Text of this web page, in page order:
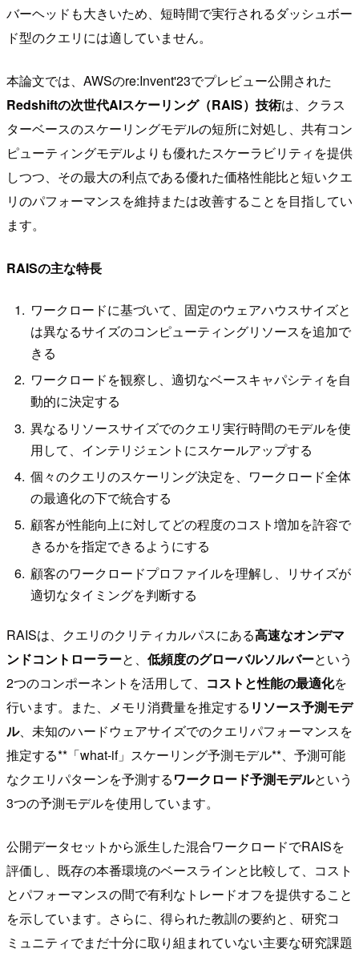
バーヘッドも大きいため、短時間で実行されるダッシュボー
ド型のクエリには適していません。
本論文では、AWSのre:Invent'23でプレビュー公開された
Redshiftの次世代AIスケーリング（RAIS）技術は、クラス
ターベースのスケーリングモデルの短所に対処し、共有コン
ピューティングモデルよりも優れたスケーラビリティを提供
しつつ、その最大の利点である優れた価格性能比と短いクエ
リのパフォーマンスを維持または改善することを目指してい
ます。
RAISの主な特長
ワークロードに基づいて、固定のウェアハウスサイズと
は異なるサイズのコンピューティングリソースを追加で
きる
ワークロードを観察し、適切なベースキャパシティを自
動的に決定する
異なるリソースサイズでのクエリ実行時間のモデルを使
用して、インテリジェントにスケールアップする
個々のクエリのスケーリング決定を、ワークロード全体
の最適化の下で統合する
顧客が性能向上に対してどの程度のコスト増加を許容で
きるかを指定できるようにする
顧客のワークロードプロファイルを理解し、リサイズが
適切なタイミングを判断する
RAISは、クエリのクリティカルパスにある高速なオンデマ
ンドコントローラーと、 低頻度のグローバルソルバーという
2つのコンポーネントを活用して、 コストと性能の最適化を
行います。また、メモリ消費量を推定する リソース予測モデ
ル、未知のハードウェアサイズでのクエリパフォーマンスを
推定する**「what-if」スケーリング予測モデル**、予測可能
なクエリパターンを予測するワークロード予測モデルという
3つの予測モデルを使用しています。
公開データセットから派生した混合ワークロードでRAISを
評価し、既存の本番環境のベースラインと比較して、コスト
とパフォーマンスの間で有利なトレードオフを提供すること
を示しています。さらに、得られた教訓の要約と、研究コ
ミュニティでまだ十分に取り組まれていない主要な研究課題